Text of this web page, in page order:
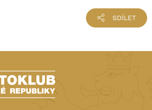
SDÍLET